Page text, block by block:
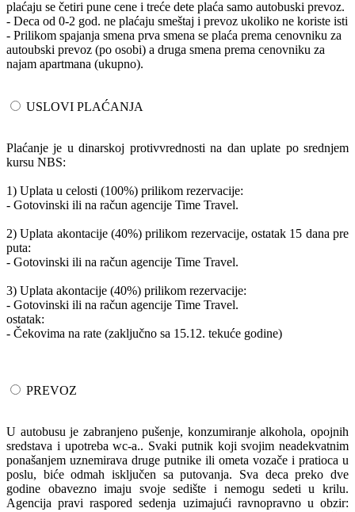
plaćaju se četiri pune cene i treće dete plaća samo autobuski prevoz.
- Deca od 0-2 god. ne plaćaju smeštaj i prevoz ukoliko ne koriste isti
- Prilikom spajanja smena prva smena se plaća prema cenovniku za
autoubski prevoz (po osobi) a druga smena prema cenovniku za
najam apartmana (ukupno).
USLOVI PLAĆANJA
Plaćanje je u dinarskoj protivvrednosti na dan uplate po srednjem
kursu NBS:
1) Uplata u celosti (100%) prilikom rezervacije:
- Gotovinski ili na račun agencije Time Travel.
2) Uplata akontacije (40%) prilikom rezervacije, ostatak 15 dana pre
puta:
- Gotovinski ili na račun agencije Time Travel.
3) Uplata akontacije (40%) prilikom rezervacije:
- Gotovinski ili na račun agencije Time Travel.
ostatak:
- Čekovima na rate (zaključno sa 15.12. tekuće godine)
PREVOZ
U autobusu je zabranjeno pušenje, konzumiranje alkohola, opojnih
sredstava i upotreba wc-a.. Svaki putnik koji svojim neadekvatnim
ponašanjem uznemirava druge putnike ili ometa vozače i pratioca u
poslu, biće odmah isključen sa putovanja. Sva deca preko dve
godine obavezno imaju svoje sedište i nemogu sedeti u krilu.
Agencija pravi raspored sedenja uzimajući ravnopravno u obzir: